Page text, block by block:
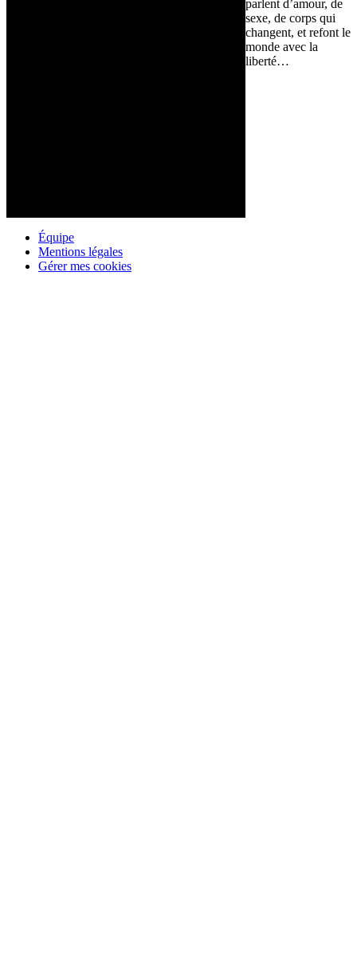
parlent d’amour, de
sexe, de corps qui
changent, et refont le
monde avec la
liberté…
Équipe
Mentions légales
Gérer mes cookies